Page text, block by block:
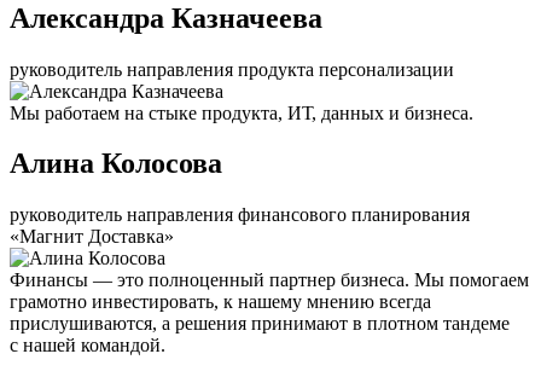
Александра Казначеева
руководитель направления продукта персонализации
Мы работаем на стыке продукта, ИТ, данных и бизнеса.
Алина Колосова
руководитель направления финансового планирования
«Магнит Доставка»
Финансы — это полноценный партнер бизнеса. Мы помогаем
грамотно инвестировать, к нашему мнению всегда
прислушиваются, а решения принимают в плотном тандеме
с нашей командой.